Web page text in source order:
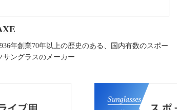
年創業70年以上の歴史のある、国内有数のスポー
サングラスのメーカー